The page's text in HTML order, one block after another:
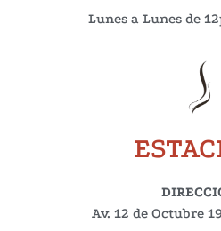
Lunes a Lunes de
Av. 12 de Octubre